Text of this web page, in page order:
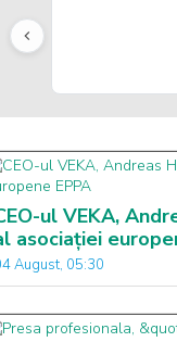
ul VEKA,
asociației
August, 05:30